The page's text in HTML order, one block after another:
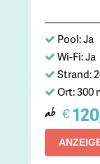
Pool: Ja
Wi-Fi: Ja
Strand:
Ort: 300
ab €